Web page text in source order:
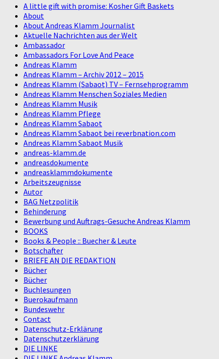
A little gift with promise: Kosher Gift Baskets
About
About Andreas Klamm Journalist
Aktuelle Nachrichten aus der Welt
Ambassador
Ambassadors For Love And Peace
Andreas Klamm
Andreas Klamm – Archiv 2012 – 2015
Andreas Klamm (Sabaot) TV – Fernsehprogramm
Andreas Klamm Menschen Soziales Medien
Andreas Klamm Musik
Andreas Klamm Pflege
Andreas Klamm Sabaot
Andreas Klamm Sabaot bei reverbnation.com
Andreas Klamm Sabaot Musik
andreas-klamm.de
andreasdokumente
andreasklammdokumente
Arbeitszeugnisse
Autor
BAG Netzpolitik
Behinderung
Bewerbung und Auftrags-Gesuche Andreas Klamm
BOOKS
Books & People :: Buecher & Leute
Botschafter
BRIEFE AN DIE REDAKTION
Bücher
Bücher
Buchlesungen
Buerokaufmann
Bundeswehr
Contact
Datenschutz-Erklärung
Datenschutzerklärung
DIE LINKE